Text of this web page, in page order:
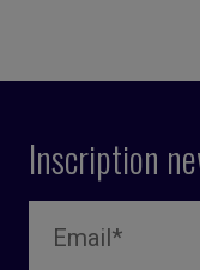
Inscription